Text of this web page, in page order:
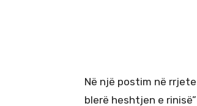
Në një postim në
blerë heshtjen e